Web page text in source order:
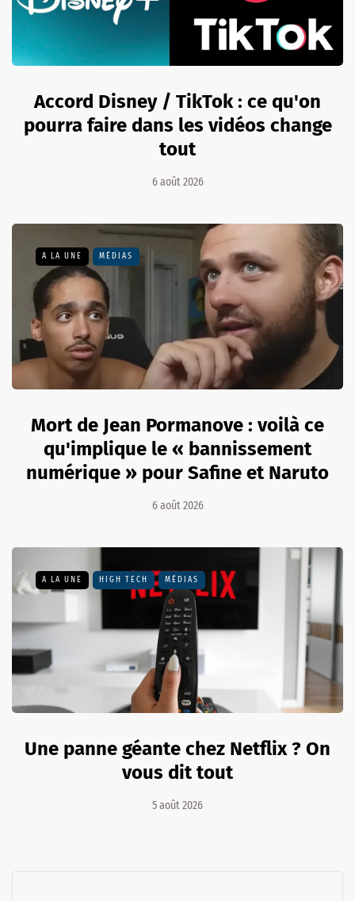
Accord Disney / TikTok : ce qu'on
pourra faire dans les vidéos change
tout
6 août 2026
A LA UNE MÉDIAS
Mort de Jean Pormanove : voilà ce
qu'implique le « bannissement
numérique » pour Safine et Naruto
6 août 2026
A LA UNE HIGH TECH MÉDIAS
Une panne géante chez Netflix ? On
vous dit tout
5 août 2026